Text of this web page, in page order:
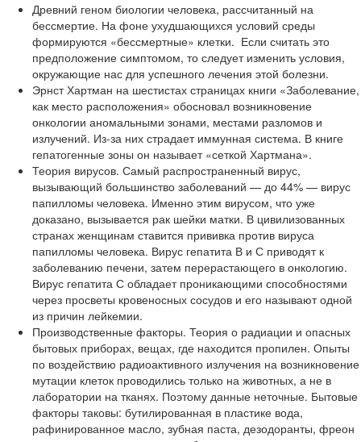
Древний геном биологии человека, рассчитанный на
бессмертие. На фоне ухудшающихся условий среды
формируются «бессмертные» клетки. Если считать это
предположение симптомом, то следует изменить условия,
окружающие нас для успешного лечения этой болезни.
Эрнст Хартман на шестистах страницах книги «Заболевание,
как место расположения» обосновал возникновение
онкологии аномальными зонами, местами разломов и
излучений. Из-за них страдает иммунная система. В книге
гепатогенные зоны он называет «сеткой Хартмана».
Теория вирусов. Самый распространенный вирус,
вызывающий большинство заболеваний — до 44% — вирус
папилломы человека. Именно этим вирусом, что уже
доказано, вызывается рак шейки матки. В цивилизованных
странах женщинам ставится прививка против вируса
папилломы человека. Вирус гепатита В и С приводят к
заболеванию печени, затем перерастающего в онкологию.
Вирус гепатита С обладает проникающими способностями
через просветы кровеносных сосудов и его называют одной
из причин лейкемии.
Производственные факторы. Теория о радиации и опасных
бытовых приборах, вещах, где находится пропилен. Опыты
по воздействию радиоактивного излучения на возникновение
мутации клеток проводились только на животных, а не в
лаборатории на тканях. Поэтому данные неточные. Бытовые
факторы таковы: бутилированная в пластике вода,
рафинированное масло, зубная паста, дезодоранты, фреон